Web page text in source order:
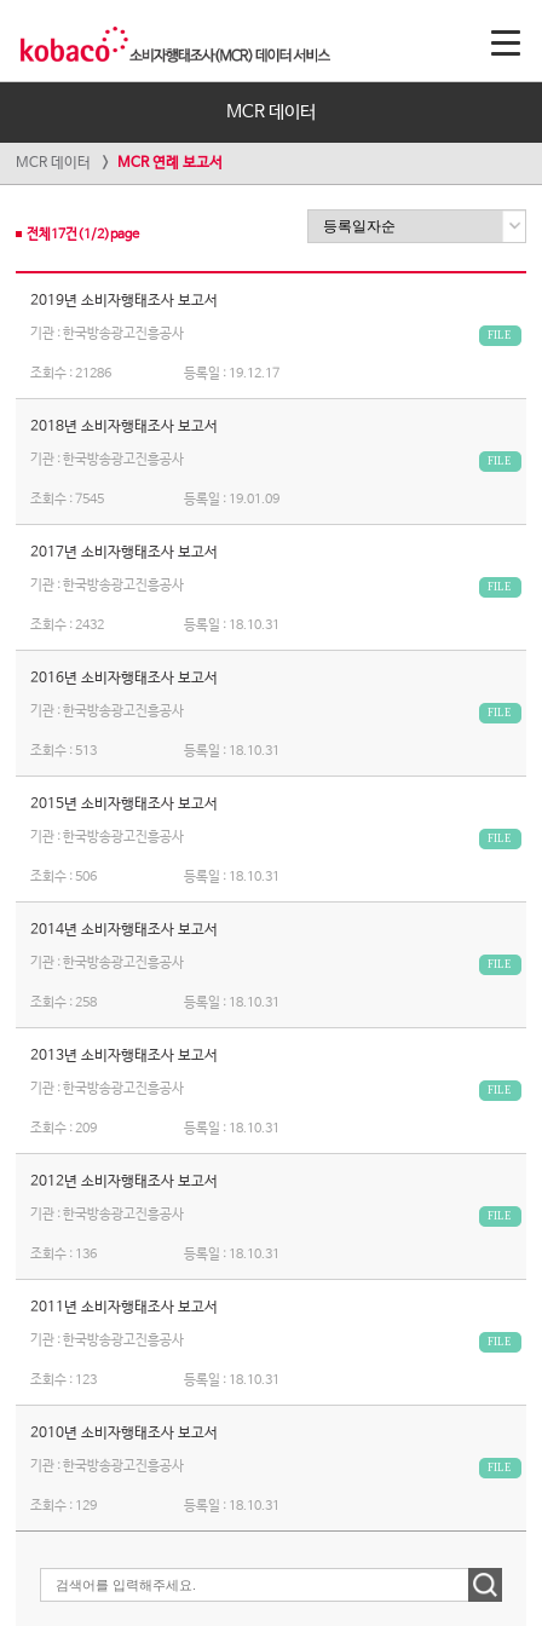
MCR 데이터
MCR 데이터 MCR 연례 보고서
전체 17건(1 /2)page
2019년 소비자행태조사 보고서
기관 : 한국방송광고진흥공사 FILE
조회수 :21286 등록일 : 19.12.17
2018년 소비자행태조사 보고서
기관 : 한국방송광고진흥공사 FILE
조회수 :7545 등록일 : 19.01.09
2017년 소비자행태조사 보고서
기관 : 한국방송광고진흥공사 FILE
조회수 :2432 등록일 : 18.10.31
2016년 소비자행태조사 보고서
기관 : 한국방송광고진흥공사 FILE
조회수 : 513 등록일 : 18.10.31
2015년 소비자행태조사 보고서
기관 : 한국방송광고진흥공사 FILE
조회수 : 506 등록일 : 18.10.31
2014년 소비자행태조사 보고서
기관 : 한국방송광고진흥공사 FILE
조회수 :258 등록일 : 18.10.31
2013년 소비자행태조사 보고서
기관 : 한국방송광고진흥공사 FILE
조회수 :209 등록일 : 18.10.31
2012년 소비자행태조사 보고서
기관 : 한국방송광고진흥공사 FILE
조회수 : 136 등록일 : 18.10.31
2011년 소비자행태조사 보고서
기관 : 한국방송광고진흥공사 FILE
조회수 : 123 등록일 : 18.10.31
2010년 소비자행태조사 보고서
기관 : 한국방송광고진흥공사 FILE
조회수 : 129 등록일 : 18.10.31